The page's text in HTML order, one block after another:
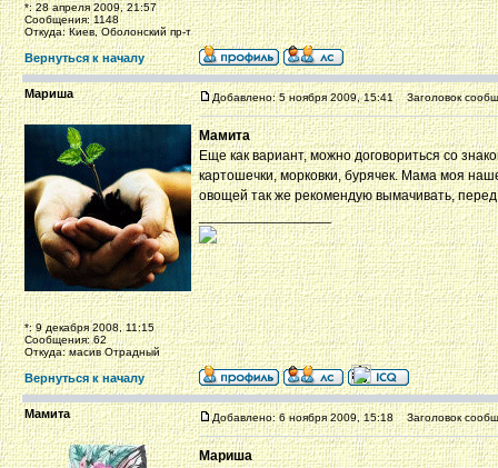
*: 28 апреля 2009, 21:57
Сообщения: 1148
Откуда: Киев, Оболонский пр-т
Вернуться к началу
Мариша
*: 9 декабря 2008, 11:15
Сообщения: 62
Откуда: масив Отрадный
Добавлено: 5 ноября 2009, 15:41 Заголовок
Мамита
Еще как вариант, можно договориться со
картошечки, морковки, бурячек. Мама моя
овощей так же рекомендую вымачивать,
_________________
Вернуться к началу
Мамита Добавлено: 6 ноября 2009, 15:18 Заголовок
Мариша